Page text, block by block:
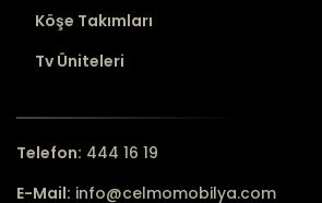
Köşe Takımları
Tv Üniteleri
Telefon: 444 16 19
E-Mail: info@celmomobilya.com